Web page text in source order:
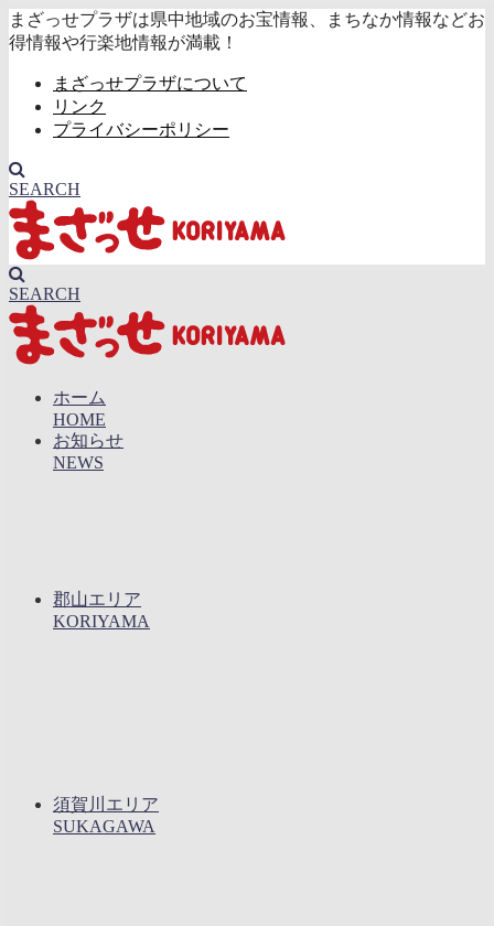
まざっせプラザは県中地域のお宝情報、まちなか情報などお
得情報や行楽地情報が満載！
まざっせプラザについて
リンク
プライバシーポリシー
SEARCH
SEARCH
ホーム
HOME
お知らせ
NEWS
郡山エリア
KORIYAMA
須賀川エリア
SUKAGAWA